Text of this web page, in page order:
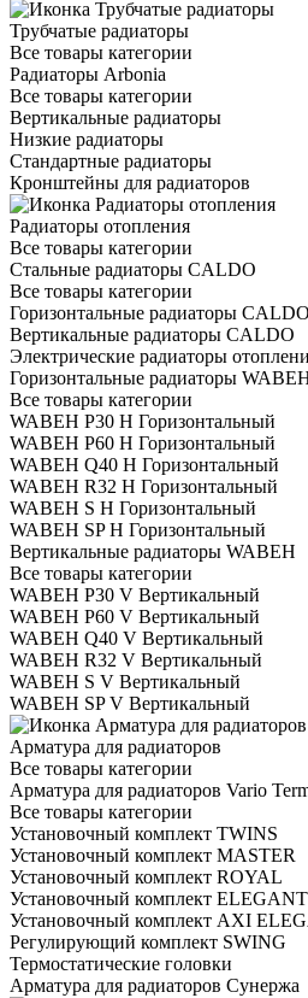
Трубчатые радиаторы
Все товары категории
Радиаторы Arbonia
Все товары категории
Вертикальные радиаторы
Низкие радиаторы
Стандартные радиаторы
Кронштейны для радиаторов
Радиаторы отопления
Все товары категории
Стальные радиаторы CALDO
Все товары категории
Горизонтальные радиаторы CALDO
Вертикальные радиаторы CALDO
Электрические радиаторы
Горизонтальные радиаторы
Все товары категории
WABEH P30 H Горизонтальный
WABEH P60 H Горизонтальный
WABEH Q40 H Горизонтальный
WABEH R32 H Горизонтальный
WABEH S H Горизонтальный
WABEH SP H Горизонтальный
Вертикальные радиаторы WABEH
Все товары категории
WABEH P30 V Вертикальный
WABEH P60 V Вертикальный
WABEH Q40 V Вертикальный
WABEH R32 V Вертикальный
WABEH S V Вертикальный
WABEH SP V Вертикальный
Арматура для радиаторов
Все товары категории
Арматура для радиаторов Vario
Все товары категории
Установочный комплект TWINS
Установочный комплект MASTER
Установочный комплект ROYAL
Установочный комплект ELEGANT
Установочный комплект AXI
Регулирующий комплект SWING
Термостатические головки
Арматура для радиаторов Сунержа